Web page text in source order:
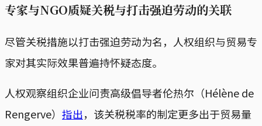
国达成协议的各国政府，应该没有太多重新议约的空
专家与NGO质疑关税与打击强迫劳动的关联
尽管关税措施以打击强迫劳动为名，人权组织与贸易专
家对其实际效果普遍持怀疑态度。
人权观察组织企业问责高级倡导者伦热尔（Hélène de
Rengerve） 指出，该关税税率的制定更多出于贸易量